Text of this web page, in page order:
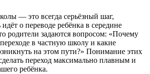
— это всегда серьёзный шаг,
о переводе ребёнка в середине
родители задаются вопросом: «Почему
в частную школу и какие
на этом пути?» Понимание этих
переход максимально плавным и
ребёнка.